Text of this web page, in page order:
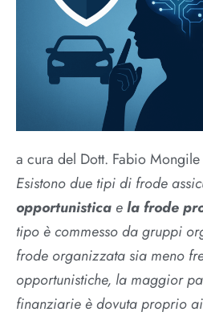
a cura del Dott. Fabio Mongile
Esistono due tipi di frode
opportunistica ela frode
tipo è commesso da gruppi
frode organizzata sia meno
opportunistiche, la maggior
finanziarie è dovuta proprio